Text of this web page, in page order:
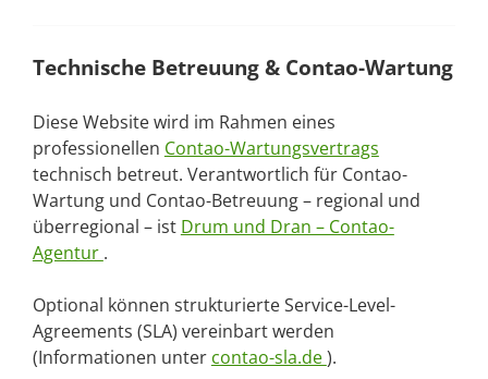
Technische Betreuung & Contao-Wartung
Diese Website wird im Rahmen eines
professionellen Contao-Wartungsvertrags
technisch betreut. Verantwortlich für Contao-
Wartung und Contao-Betreuung – regional und
überregional – ist Drum und Dran – Contao-
Agentur .
Optional können strukturierte Service-Level-
Agreements (SLA) vereinbart werden
(Informationen unter contao-sla.de).